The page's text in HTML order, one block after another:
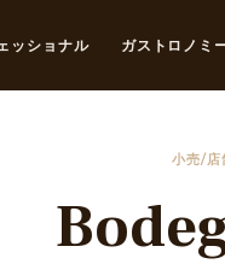
ッショナル ガストロノミ
小売/店